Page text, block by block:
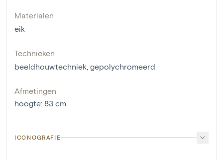
Materialen
eik
Technieken
beeldhouwtechniek gepolychromeerd
Afmetingen
hoogte: 83 cm
ICONOGRAFIE